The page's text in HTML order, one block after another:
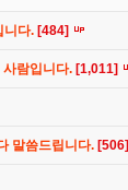
니다. [484]
람입니다. [1,011]
말씀드립니다. [506]